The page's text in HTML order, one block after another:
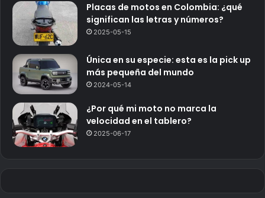
Placas de motos en Colombia: ¿qué
significan las letras y números?
2025-05-15
Única en su especie: esta es la pick up
más pequeña del mundo
2024-05-14
¿Por qué mi moto no marca la
velocidad en el tablero?
2025-06-17